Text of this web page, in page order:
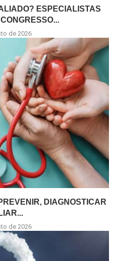
ESPECIALISTAS
de 2026
DIAGNOSTICAR E
de 2026